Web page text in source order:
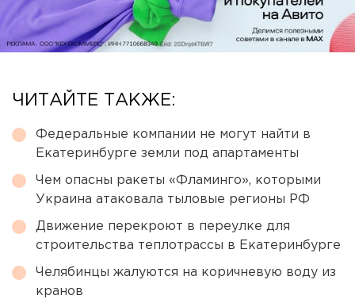
ЧИТАЙТЕ ТАКЖЕ:
Федеральные компании не могут найти в
Екатеринбурге земли под апартаменты
Чем опасны ракеты «Фламинго», которыми
Украина атаковала тыловые регионы РФ
Движение перекроют в переулке для
строительства теплотрассы в Екатеринбурге
Челябинцы жалуются на коричневую воду из
кранов